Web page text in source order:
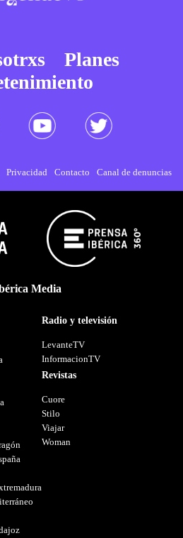
Planes
Privacidad Contacto Canal de denuncias
Media
Radio y televisión
LevanteTV
InformacionTV
Revistas
Cuore
Stilo
Viajar
Woman